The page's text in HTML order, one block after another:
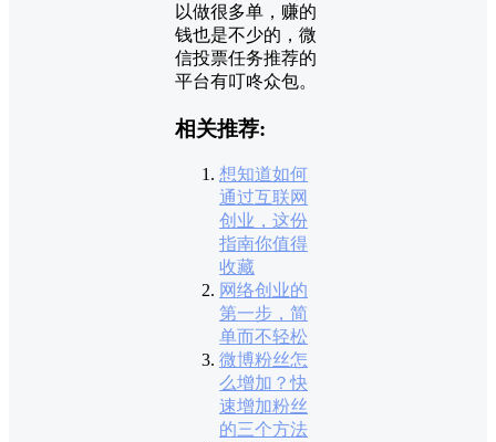
以做很多单，赚的
钱也是不少的，微
信投票任务推荐的
平台有叮咚众包。
相关推荐:
想知道如何
通过互联网
创业，这份
指南你值得
收藏
网络创业的
第一步，简
单而不轻松
微博粉丝怎
么增加？快
速增加粉丝
的三个方法